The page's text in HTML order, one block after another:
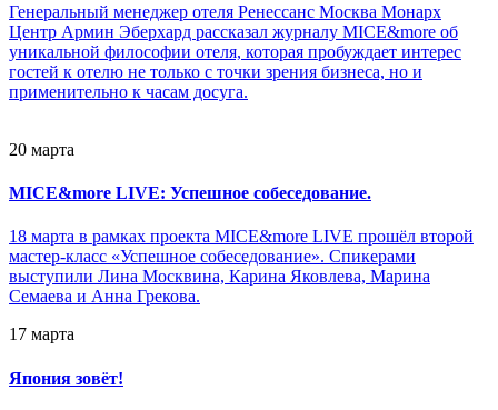
Генеральный менеджер отеля Ренессанс Москва Монарх
Центр Армин Эберхард рассказал журналу MICE&more об
уникальной философии отеля, которая пробуждает интерес
гостей к отелю не только с точки зрения бизнеса, но и
применительно к часам досуга.
20 марта
MICE&more LIVE: Успешное собеседование.
18 марта в рамках проекта MICE&more LIVE прошёл второй
мастер-класс «Успешное собеседование». Спикерами
выступили Лина Москвина, Карина Яковлева, Марина
Семаева и Анна Грекова.
17 марта
Япония зовёт!